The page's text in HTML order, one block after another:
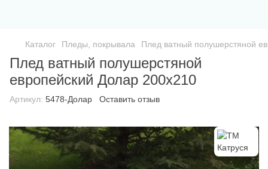
Каталог Пледы, покрывала Плед ватный полушерстяной
Плед ватный полушерстяной
европейский Долар 200х210
Артикул: 5478-Долар Оставить отзыв